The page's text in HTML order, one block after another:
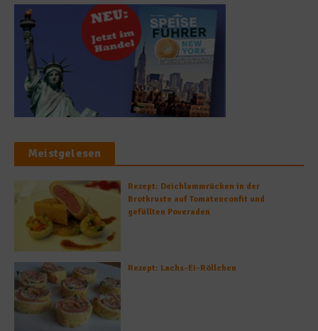
Meistgelesen
Rezept: Deichlammrücken in der
Brotkruste auf Tomatenconfit und
gefüllten Poveraden
Rezept: Lachs-Ei-Röllchen